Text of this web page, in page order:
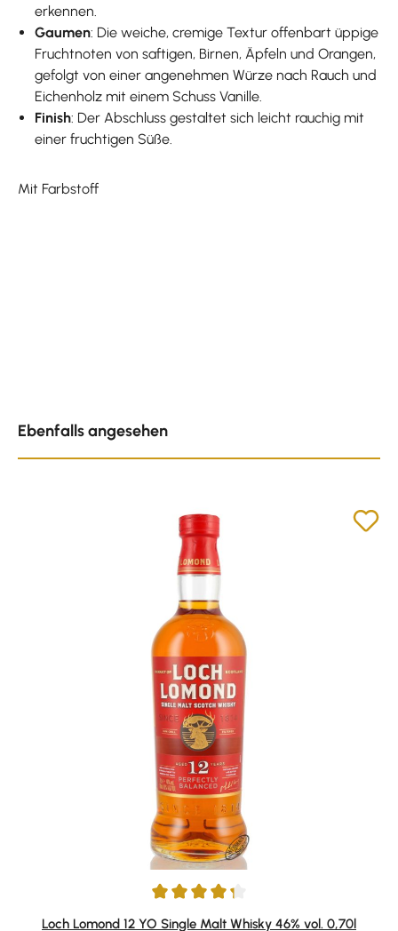
erkennen.
Gaumen: Die weiche, cremige Textur offenbart üppige
Fruchtnoten von saftigen, Birnen, Äpfeln und Orangen,
gefolgt von einer angenehmen Würze nach Rauch und
Eichenholz mit einem Schuss Vanille.
Finish: Der Abschluss gestaltet sich leicht rauchig mit
einer fruchtigen Süße.
Mit Farbstoff
Ebenfalls angesehen
Durchschnittliche Bewertung von 4.24 von 5 Sternen
Loch Lomond 12 YO Single Malt Whisky 46% vol. 0,70l